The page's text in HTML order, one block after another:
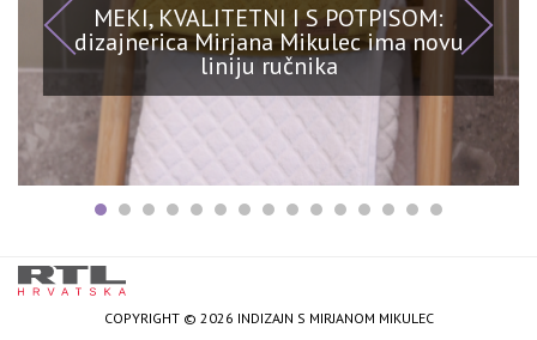
MEKI, KVALITETNI I S POTPISOM:
dizajnerica Mirjana Mikulec ima novu
liniju ručnika
COPYRIGHT © 2026 INDIZAJN S MIRJANOM MIKULEC